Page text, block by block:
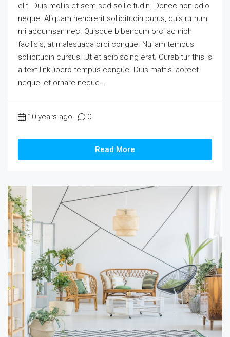
elit. Duis mollis et sem sed sollicitudin. Donec non odio
neque. Aliquam hendrerit sollicitudin purus, quis rutrum
mi accumsan nec. Quisque bibendum orci ac nibh
facilisis, at malesuada orci congue. Nullam tempus
sollicitudin cursus. Ut et adipiscing erat. Curabitur this is
a text link libero tempus congue. Duis mattis laoreet
neque, et ornare neque...
10 years ago 0
Read More